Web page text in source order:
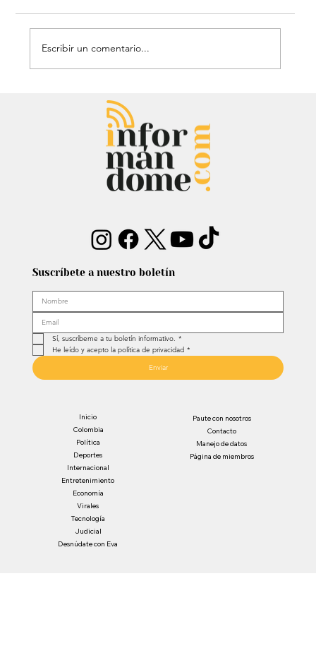
Mauricio Lizcano apuesta por la
ciencia: Anuncia a investigador del
Atlántico como fórmula
vicepresidencial
Escribir un comentario...
Suscríbete a nuestro boletín
Sí, suscríbeme a tu boletín informativo. *
He leído y acepto la política de privacidad *
Enviar
Inicio
Colombia
Política
Deportes
Internacional
Entretenimiento
Economía
Virales
Tecnología
Judicial
Desnúdate con Eva
Paute con nosotros
Contacto
Manejo de datos
Página de miembros